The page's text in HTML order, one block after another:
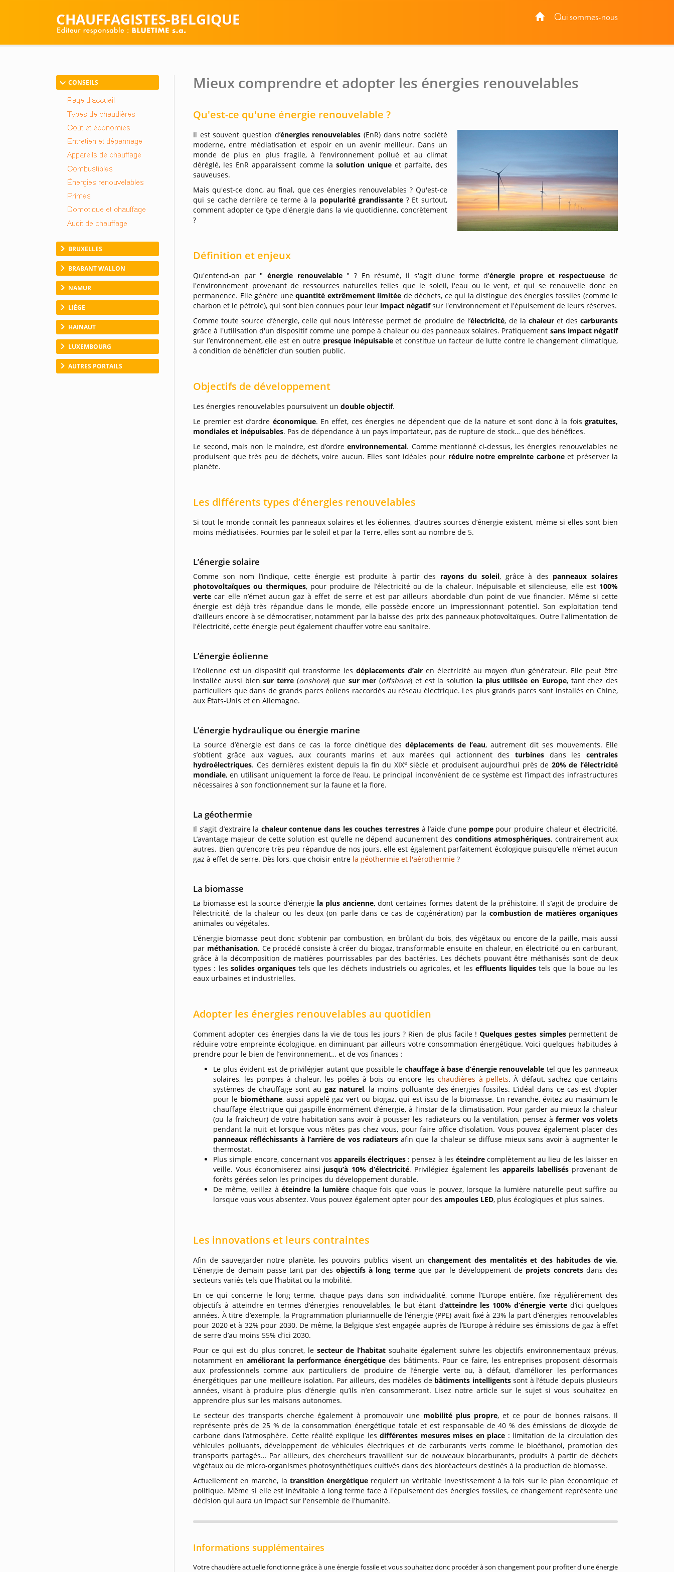
Qui sommes-nous
CHAUFFAGISTES-BELGIQUE
CONSEILS
BRUXELLES
BRABANT WALLON
NAMUR
LIÈGE
HAINAUT
LUXEMBOURG
AUTRES PORTAILS
Mieux comprendre et adopter les énergies renouvelables
Qu'est-ce qu'une énergie renouvelable ?
Il est souvent question d’énergies renouvelables(EnR) dans notre société
moderne, entre médiatisation et espoir en un avenir meilleur. Dans un
monde de plus en plus fragile, à l’environnement pollué et au climat
déréglé, les EnR apparaissent comme la solution unique et parfaite, des
sauveuses.
Mais qu'est-ce donc, au final, que ces énergies renouvelables ? Qu'est-ce
qui se cache derrière ce terme à la popularité grandissante ? Et surtout,
comment adopter ce type d'énergie dans la vie quotidienne, concrètement
?
Définition et enjeux
Qu'entend-on par "énergie renouvelable " ? En résumé, il s'agit d'une forme d'énergie propre et respectueusede
l'environnement provenant de ressources naturelles telles que le soleil, l'eau ou le vent, et qui se renouvelle donc en
permanence. Elle génère unequantité extrêmement limitée de déchets, ce qui la distingue des énergies fossiles (comme le
charbon et le pétrole), qui sont bien connues pour leur impact négatifsur l'environnement et l'épuisement de leurs réserves.
Comme toute source d’énergie, celle qui nous intéresse permet de produire de l’électricité, de la chaleur et descarburants
grâce à l'utilisation d'un dispositif comme une pompe à chaleur ou des panneaux solaires. Pratiquement sans impact négatif
sur l’environnement, elle est en outre presque inépuisableet constitue un facteur de lutte contre le changement climatique,
à condition de bénéficier d’un soutien public.
Objectifs de développement
Les énergies renouvelables poursuivent undouble objectif.
Le premier est d’ordre économique. En effet, ces énergies ne dépendent que de la nature et sont donc à la foisgratuites,
mondiales et inépuisables. Pas de dépendance à un pays importateur, pas de rupture de stock… que des bénéfices.
Le second, mais non le moindre, est d’ordreenvironnemental. Comme mentionné ci-dessus, les énergies renouvelables ne
produisent que très peu de déchets, voire aucun. Elles sont idéales pour réduire notre empreinte carboneet préserver la
planète.
Les différents types d’énergies renouvelables
Si tout le monde connaît les panneaux solaires et les éoliennes, d’autres sources d’énergie existent, même si elles sont bien
moins médiatisées. Fournies par le soleil et par la Terre, elles sont au nombre de 5.
L’énergie solaire
Comme son nom l’indique, cette énergie est produite à partir des rayons du soleil, grâce à des panneaux solaires
photovoltaïques ou thermiques, pour produire de l’électricité ou de la chaleur. Inépuisable et silencieuse, elle est 100%
vertecar elle n’émet aucun gaz à effet de serre et est par ailleurs abordable d’un point de vue financier. Même si cette
énergie est déjà très répandue dans le monde, elle possède encore un impressionnant potentiel. Son exploitation tend
d’ailleurs encore à se démocratiser, notamment par la baisse des prix des panneaux photovoltaïques. Outre l'alimentation de
l'électricité, cette énergie peut également chauffer votre eau sanitaire.
L’énergie éolienne
L’éolienne est un dispositif qui transforme lesdéplacements d’airen électricité au moyen d’un générateur. Elle peut être
installée aussi biensur terre (onshore) que sur mer (offshore) et est la solution la plus utilisée en Europe, tant chez des
particuliers que dans de grands parcs éoliens raccordés au réseau électrique. Les plus grands parcs sont installés en Chine,
aux États-Unis et en Allemagne.
L’énergie hydraulique ou énergie marine
La source d’énergie est dans ce cas la force cinétique des déplacements de l’eau, autrement dit ses mouvements. Elle
s’obtient grâce aux vagues, aux courants marins et aux marées qui actionnent des turbines dans lescentrales
hydroélectriques. Ces dernières existent depuis la fin du XIXesiècle et produisent aujourd’hui près de 20% de l’électricité
mondiale, en utilisant uniquement la force de l’eau. Le principal inconvénient de ce système est l’impact des infrastructures
nécessaires à son fonctionnement sur la faune et la flore.
La géothermie
Il s’agit d’extraire la chaleur contenue dans les couches terrestres à l’aide d’une pompepour produire chaleur et électricité.
L’avantage majeur de cette solution est qu’elle ne dépend aucunement desconditions atmosphériques, contrairement aux
autres. Bien qu’encore très peu répandue de nos jours, elle est également parfaitement écologique puisqu’elle n’émet aucun
gaz à effet de serre. Dès lors, que choisir entre la géothermie et l'aérothermie ?
La biomasse
La biomasse est la source d’énergie la plus ancienne,dont certaines formes datent de la préhistoire. Il s’agit de produire de
l’électricité, de la chaleur ou les deux (on parle dans ce cas de cogénération) par la combustion de matières organiques
animales ou végétales.
L’énergie biomasse peut donc s’obtenir par combustion, en brûlant du bois, des végétaux ou encore de la paille, mais aussi
par méthanisation. Ce procédé consiste à créer du biogaz, transformable ensuite en chaleur, en électricité ou en carburant,
grâce à la décomposition de matières pourrissables par des bactéries. Les déchets pouvant être méthanisés sont de deux
types : les solides organiquestels que les déchets industriels ou agricoles, et les effluents liquidestels que la boue ou les
eaux urbaines et industrielles.
Adopter les énergies renouvelables au quotidien
Comment adopter ces énergies dans la vie de tous les jours ? Rien de plus facile !Quelques gestes simples permettent de
réduire votre empreinte écologique, en diminuant par ailleurs votre consommation énergétique. Voici quelques habitudes à
prendre pour le bien de l’environnement… et de vos finances :
Le plus évident est de privilégier autant que possible le chauffage à base d’énergie renouvelable tel que les panneaux
solaires, les pompes à chaleur, les poêles à bois ou encore leschaudières à pellets. À défaut, sachez que certains
systèmes de chauffage sont au gaz naturel, la moins polluante des énergies fossiles. L’idéal dans ce cas est d’opter
pour le biométhane, aussi appelé gaz vert ou biogaz, qui est issu de la biomasse. En revanche, évitez au maximum le
chauffage électrique qui gaspille énormément d’énergie, à l’instar de la climatisation. Pour garder au mieux la chaleur
(ou la fraîcheur) de votre habitation sans avoir à pousser les radiateurs ou la ventilation, pensez àfermer vos volets
pendant la nuit et lorsque vous n’êtes pas chez vous, pour faire office d’isolation. Vous pouvez également placer des
panneaux réfléchissants à l’arrière de vos radiateursafin que la chaleur se diffuse mieux sans avoir à augmenter le
thermostat.
Plus simple encore, concernant vos appareils électriques : pensez à les éteindrecomplètement au lieu de les laisser en
veille. Vous économiserez ainsi jusqu’à 10% d’électricité. Privilégiez également les appareils labellisés provenant de
forêts gérées selon les principes du développement durable.
De même, veillez àéteindre la lumière chaque fois que vous le pouvez, lorsque la lumière naturelle peut suffire ou
lorsque vous vous absentez. Vous pouvez également opter pour desampoules LED, plus écologiques et plus saines.
Les innovations et leurs contraintes
Afin de sauvegarder notre planète, les pouvoirs publics visent unchangement des mentalités et des habitudes de vie.
L’énergie de demain passe tant par des objectifs à long terme que par le développement de projets concrets dans des
secteurs variés tels que l’habitat ou la mobilité.
En ce qui concerne le long terme, chaque pays dans son individualité, comme l’Europe entière, fixe régulièrement des
objectifs à atteindre en termes d’énergies renouvelables, le but étant d’atteindre les 100% d’énergie verte d’ici quelques
années. À titre d’exemple, la Programmation pluriannuelle de l’énergie (PPE) avait fixé à 23% la part d’énergies renouvelables
pour 2020 et à 32% pour 2030. De même, la Belgique s’est engagée auprès de l’Europe à réduire ses émissions de gaz à effet
de serre d’au moins 55% d’ici 2030.
Pour ce qui est du plus concret, lesecteur de l’habitat souhaite également suivre les objectifs environnementaux prévus,
notamment en améliorant la performance énergétique des bâtiments. Pour ce faire, les entreprises proposent désormais
aux professionnels comme aux particuliers de produire de l’énergie verte ou, à défaut, d’améliorer les performances
énergétiques par une meilleure isolation. Par ailleurs, des modèles de bâtiments intelligentssont à l’étude depuis plusieurs
années, visant à produire plus d’énergie qu’ils n’en consommeront. Lisez notre article sur le sujet si vous souhaitez en
apprendre plus sur les maisons autonomes.
Le secteur des transports cherche également à promouvoir une mobilité plus propre, et ce pour de bonnes raisons. Il
représente près de 25 % de la consommation énergétique totale et est responsable de 40 % des émissions de dioxyde de
carbone dans l’atmosphère. Cette réalité explique lesdifférentes mesures mises en place : limitation de la circulation des
véhicules polluants, développement de véhicules électriques et de carburants verts comme le bioéthanol, promotion des
transports partagés… Par ailleurs, des chercheurs travaillent sur de nouveaux biocarburants, produits à partir de déchets
végétaux ou de micro-organismes photosynthétiques cultivés dans des bioréacteurs destinés à la production de biomasse.
Actuellement en marche, la transition énergétique requiert un véritable investissement à la fois sur le plan économique et
politique. Même si elle est inévitable à long terme face à l'épuisement des énergies fossiles, ce changement représente une
décision qui aura un impact sur l'ensemble de l'humanité.
Informations supplémentaires
Votre chaudière actuelle fonctionne grâce à une énergie fossile et vous souhaitez donc procéder à son changement pour profiter d'une énergie